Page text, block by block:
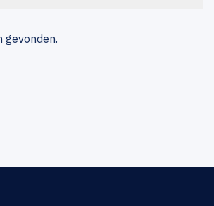
gevonden.